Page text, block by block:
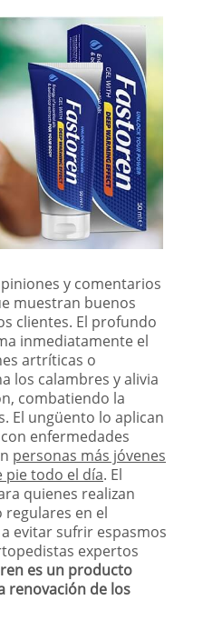
y comentarios
muestran buenos
clientes. El profundo
inmediatamente el
artríticas o
los calambres y alivia
combatiendo la
El ungüento lo aplican
enfermedades
personas más jóvenes
pie todo el día. El
quienes realizan
en el
evitar sufrir espasmos
expertos
es un producto
renovación de los